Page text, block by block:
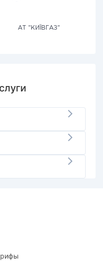
АТ "КИЇВГАЗ"